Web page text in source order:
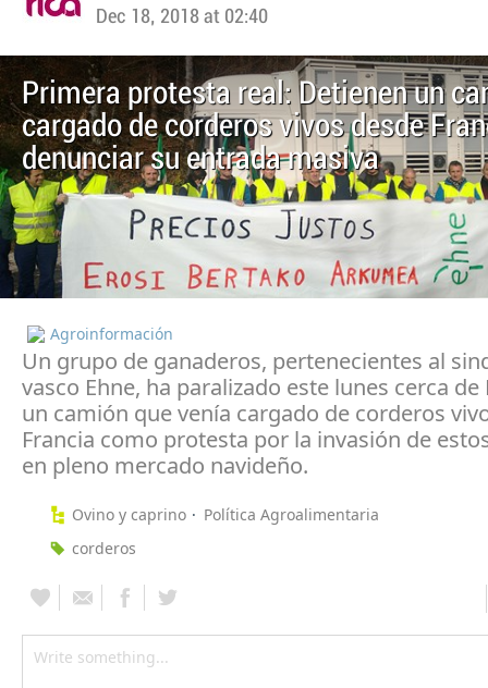
Dec 18, 2018 at 02:40
Primera protesta real: Detienen un
cargado de corderos vivos desde
denunciar su entrada masiva
Agroinformación
Un grupo de ganaderos, pertenecientes al
vasco Ehne, ha paralizado este lunes cerca
un camión que venía cargado de corderos
Francia como protesta por la invasión de
en pleno mercado navideño.
Ovino y caprino
Política Agroalimentaria
corderos